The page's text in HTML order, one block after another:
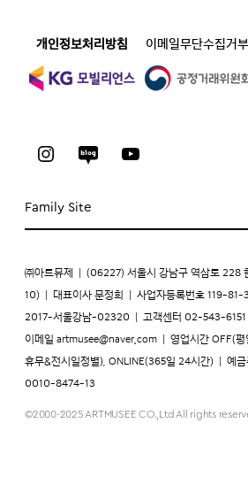
Family Site
개인정보처리방침 이메일무단수집거부
㈜아트뮤제 (06227) 서울시 강남구 역삼로 228
10) 대표이사 문정희 사업자등록번호 119-81-
2017-서울강남-02320 고객센터 02-543-6151
이메일 artmusee@naver.com 영업시간 OFF(
휴무&전시일정별), ONLINE(365일 24시간) 예
0010-8474-13
©2000-2025 ARTMUSEE CO.,Ltd All rights